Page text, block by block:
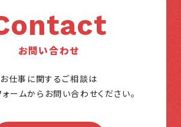
お問い合わせ
お仕事に関するご相談は
ォームからお問い合わせください。